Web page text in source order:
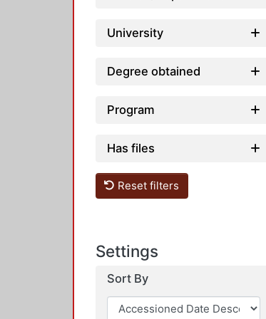
University
Degree obtained
Program
Has files
Reset filters
Settings
Sort By